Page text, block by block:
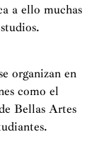
a ello muchas
organizan en
como el
Bellas Artes